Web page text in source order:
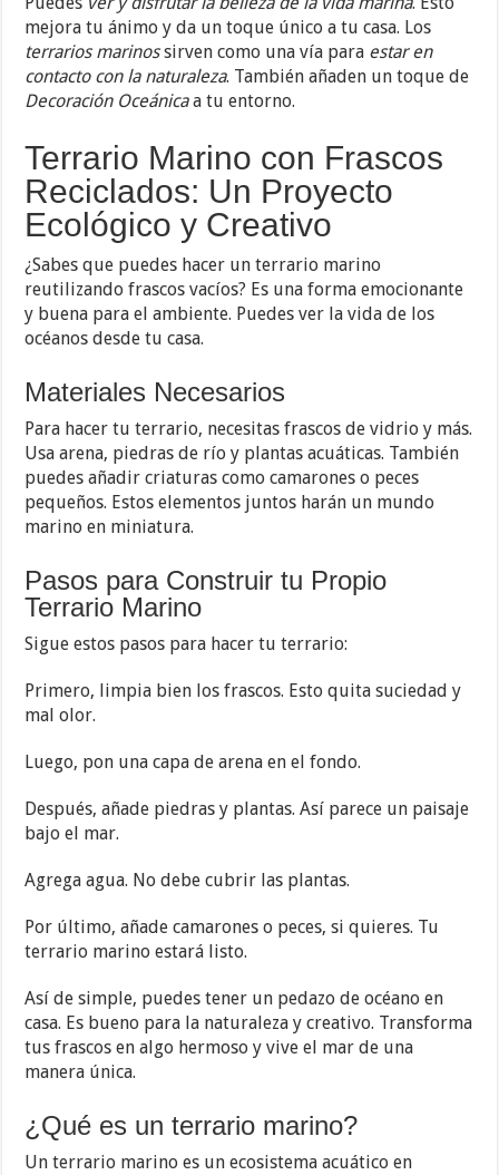
mejora tu ánimo y da un toque único a tu casa. Los
terrarios marinossirven como una vía para estar en
contacto con la naturaleza. También añaden un toque de
Decoración Oceánicaa tu entorno.
Terrario Marino con Frascos
Reciclados: Un Proyecto
Ecológico y Creativo
¿Sabes que puedes hacer un terrario marino
reutilizando frascos vacíos? Es una forma emocionante
y buena para el ambiente. Puedes ver la vida de los
océanos desde tu casa.
Materiales Necesarios
Para hacer tu terrario, necesitas frascos de vidrio y más.
Usa arena, piedras de río y plantas acuáticas. También
puedes añadir criaturas como camarones o peces
pequeños. Estos elementos juntos harán un mundo
marino en miniatura.
Pasos para Construir tu Propio
Terrario Marino
Sigue estos pasos para hacer tu terrario:
Primero, limpia bien los frascos. Esto quita suciedad y
mal olor.
Luego, pon una capa de arena en el fondo.
Después, añade piedras y plantas. Así parece un paisaje
bajo el mar.
Agrega agua. No debe cubrir las plantas.
Por último, añade camarones o peces, si quieres. Tu
terrario marino estará listo.
Así de simple, puedes tener un pedazo de océano en
casa. Es bueno para la naturaleza y creativo. Transforma
tus frascos en algo hermoso y vive el mar de una
manera única.
¿Qué es un terrario marino?
Un terrario marino es un ecosistema acuático en